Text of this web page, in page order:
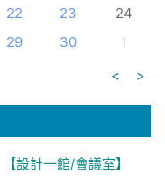
22 23
24
29 30
1
<
>
【設計一館/會議室】